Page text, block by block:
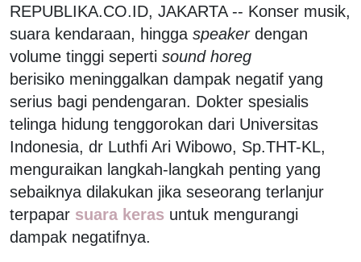
REPUBLIKA.CO.ID, JAKARTA -- Konser musik,
suara kendaraan, hingga speakerdengan
volume tinggi seperti sound horeg
berisiko meninggalkan dampak negatif yang
serius bagi pendengaran. Dokter spesialis
telinga hidung tenggorokan dari Universitas
Indonesia, dr Luthfi Ari Wibowo, Sp.THT-KL,
menguraikan langkah-langkah penting yang
sebaiknya dilakukan jika seseorang terlanjur
terpapar suara keras untuk mengurangi
dampak negatifnya.